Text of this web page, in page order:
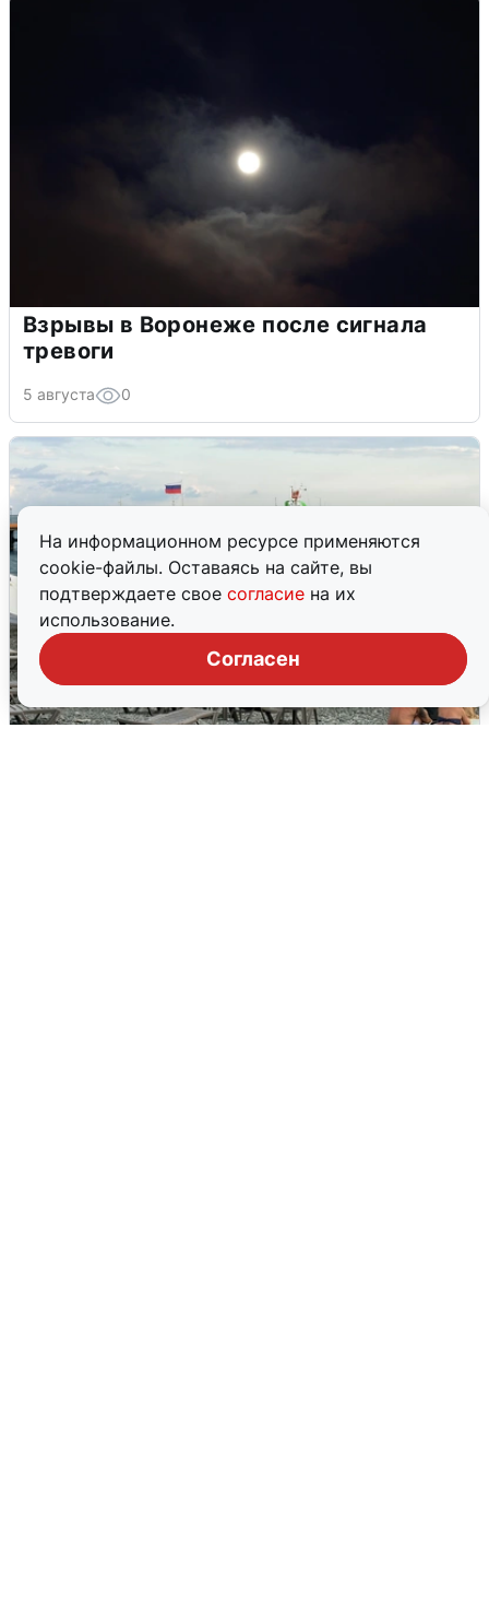
На информационном ресурсе применяются
cookie-файлы. Оставаясь на сайте, вы
подтверждаете свое согласие на их
использование.
Согласен
Взрывы в Воронеже после сигнала
тревоги
5 августа 0